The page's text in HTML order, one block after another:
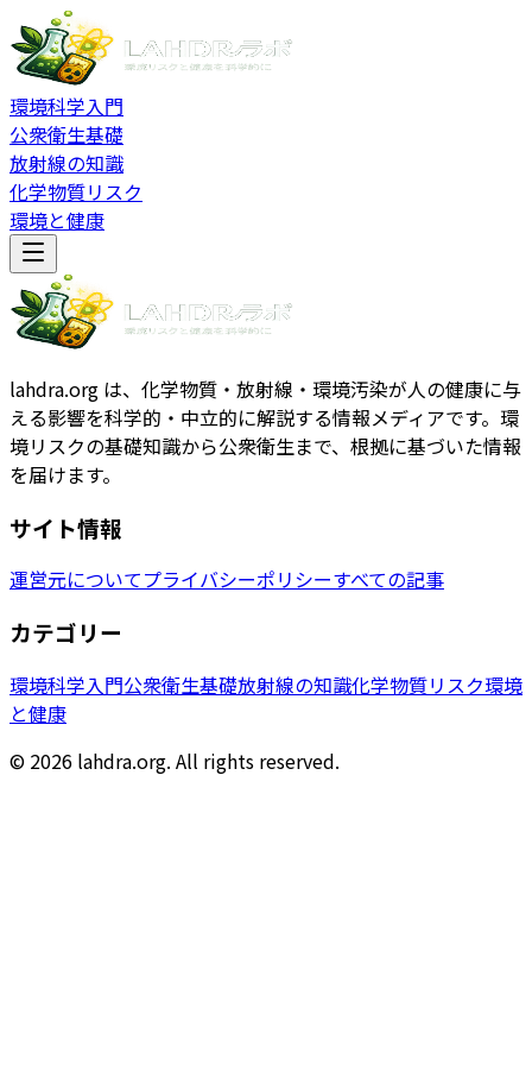
環境科学入門
公衆衛生基礎
放射線の知識
化学物質リスク
環境と健康
lahdra.org は、化学物質・放射線・環境汚染が人の健康に与
える影響を科学的・中立的に解説する情報メディアです。環
境リスクの基礎知識から公衆衛生まで、根拠に基づいた情報
を届けます。
サイト情報
運営元についてプライバシーポリシーすべての記事
カテゴリー
環境科学入門公衆衛生基礎放射線の知識化学物質リスク環境
と健康
© 2026 lahdra.org. All rights reserved.